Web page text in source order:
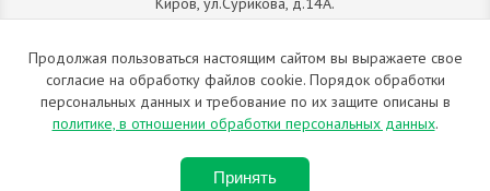
схема проезда
+7 (912) 827-92-55
ИП Позолотин Евгений Валерьевич
ИНН 434537218055 / ОГРН ИП 309434505600123 от 25.02.2009
2009-2026 © Все права защищены. Копирование материалов
Продолжая пользоваться настоящим сайтом вы выражаете свое
согласие на обработку файлов cookie. Порядок обработки
персональных данных и требование по их защите описаны в
политике, в отношении обработки персональных данных.
Принять